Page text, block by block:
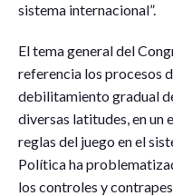
sistema internacional”.
El tema general del
referencia los procesos
debilitamiento gradual
diversas latitudes, en un
reglas del juego en el
Política ha
los controles y